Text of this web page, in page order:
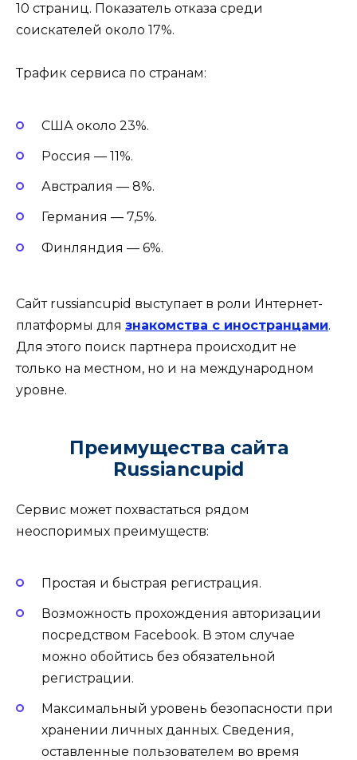
10 страниц. Показатель отказа среди
соискателей около 17%.
Трафик сервиса по странам:
США около 23%.
Россия — 11%.
Австралия — 8%.
Германия — 7,5%.
Финляндия — 6%.
Сайт russiancupid выступает в роли Интернет-
платформы для знакомства с иностранцами.
Для этого поиск партнера происходит не
только на местном, но и на международном
уровне.
Преимущества сайта
Russiancupid
Сервис может похвастаться рядом
неоспоримых преимуществ:
Простая и быстрая регистрация.
Возможность прохождения авторизации
посредством Facebook. В этом случае
можно обойтись без обязательной
регистрации.
Максимальный уровень безопасности при
хранении личных данных. Сведения,
оставленные пользователем во время